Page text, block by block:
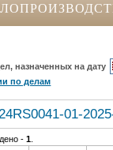
назначенных на дату
по делам
01-
-1